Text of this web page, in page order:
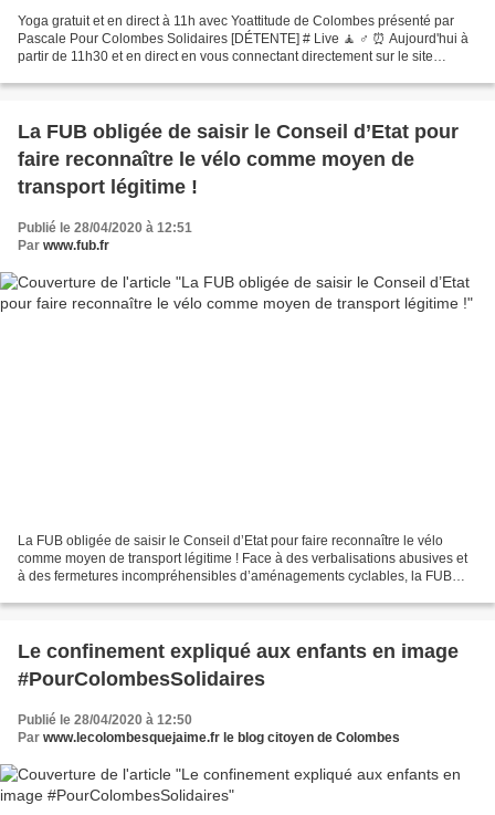
Yoga gratuit et en direct à 11h avec Yoattitude de Colombes présenté par
Pascale Pour Colombes Solidaires [DÉTENTE] # Live 🧘 ♂️ ⏰ Aujourd'hui à
partir de 11h30 et en direct en vous connectant directement sur le site
La FUB obligée de saisir le Conseil d’Etat pour
faire reconnaître le vélo comme moyen de
transport légitime !
Publié le 28/04/2020 à 12:51
Par www.fub.fr
La FUB obligée de saisir le Conseil d’Etat pour faire reconnaître le vélo
comme moyen de transport légitime ! Face à des verbalisations abusives et
à des fermetures incompréhensibles d’aménagements cyclables, la FUB
Le confinement expliqué aux enfants en image
#PourColombesSolidaires
Publié le 28/04/2020 à 12:50
Par www.lecolombesquejaime.fr le blog citoyen de Colombes